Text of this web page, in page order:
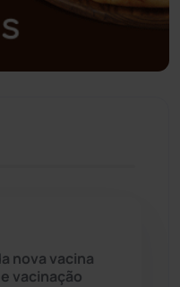
(03)
(125)
nova vacina
vacinação